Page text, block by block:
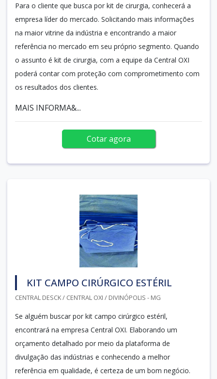
Para o cliente que busca por kit de cirurgia, conhecerá a
empresa líder do mercado. Solicitando mais informações
na maior vitrine da indústria e encontrando a maior
referência no mercado em seu próprio segmento. Quando
o assunto é kit de cirurgia, com a equipe da Central OXI
poderá contar com proteção com comprometimento com
os resultados dos clientes.
MAIS INFORMA&...
Cotar agora
KIT CAMPO CIRÚRGICO ESTÉRIL
CENTRAL DESCK / CENTRAL OXI / DIVINÓPOLIS - MG
Se alguém buscar por kit campo cirúrgico estéril,
encontrará na empresa Central OXI. Elaborando um
orçamento detalhado por meio da plataforma de
divulgação das indústrias e conhecendo a melhor
referência em qualidade, é certeza de um bom negócio.